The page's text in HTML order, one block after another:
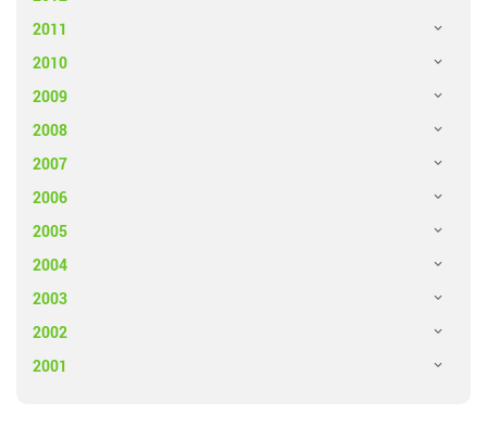
2011
2010
2009
2008
2007
2006
2005
2004
2003
2002
2001